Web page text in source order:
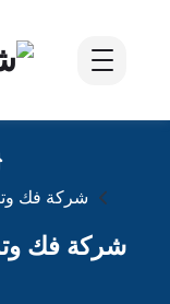
شركة فك
شركة فك